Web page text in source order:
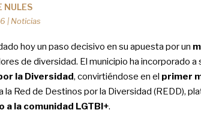
NULES
| Noticias
hoy un paso decisivo en su apuesta por un
de diversidad. El municipio ha incorporado
la Diversidad, convirtiéndose en el primer
la Red de Destinos por la Diversidad (REDD),
a la comunidad LGTBI+.